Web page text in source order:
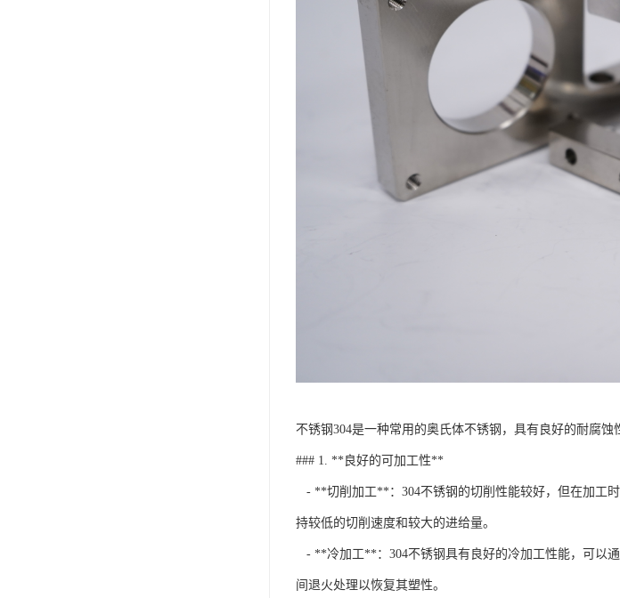
不锈钢304是一种常用的奥氏体不锈钢，具有良好的耐腐
### 1. **良好的可加工性**
- **切削加工**：304不锈钢的切削性能较好，但在加工
持较低的切削速度和较大的进给量。
- **冷加工**：304不锈钢具有良好的冷加工性能，可以
间退火处理以恢复其塑性。